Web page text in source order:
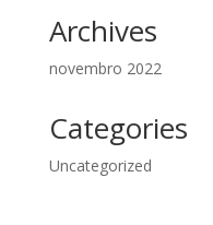
Archives
novembro 2022
Categories
Uncategorized